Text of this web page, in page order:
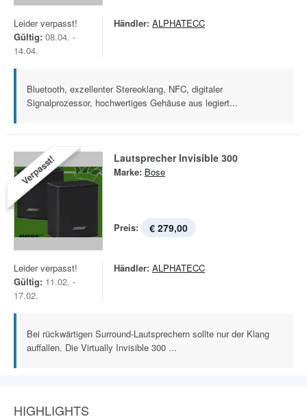
Leider verpasst!
Gültig: 08.04. -
14.04.
Händler: ALPHATECC
Bluetooth, exzellenter Stereoklang, NFC, digitaler
Signalprozessor, hochwertiges Gehäuse aus legiert...
Verpasst! Lautsprecher Invisible 300
Marke: Bose
Preis: € 279,00
Leider verpasst!
Gültig: 11.02. -
17.02.
Händler: ALPHATECC
Bei rückwärtigen Surround-Lautsprechern sollte nur der Klang
auffallen. Die Virtually Invisible 300 ...
HIGHLIGHTS